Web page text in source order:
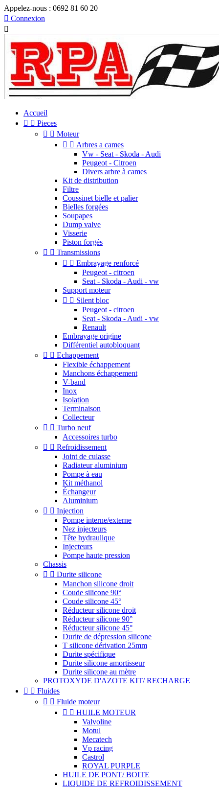
Appelez-nous : 0692 81 60 20
 Connexion

Accueil
  Pieces
  Moteur
  Arbres a cames
Vw - Seat - Skoda - Audi
Peugeot - Citroen
Divers arbre à cames
Kit de distribution
Filtre
Coussinet bielle et palier
Bielles forgées
Soupapes
Dump valve
Visserie
Piston forgés
  Transmissions
  Embrayage renforcé
Peugeot - citroen
Seat - Skoda - Audi - vw
Support moteur
  Silent bloc
Peugeot - citroen
Seat - Skoda - Audi - vw
Renault
Embrayage origine
Différentiel autobloquant
  Echappement
Flexible échappement
Manchons échappement
V-band
Inox
Isolation
Terminaison
Collecteur
  Turbo neuf
Accessoires turbo
  Refroidissement
Joint de culasse
Radiateur aluminium
Pompe à eau
Kit méthanol
Échangeur
Aluminium
  Injection
Pompe interne/externe
Nez injecteurs
Tête hydraulique
Injecteurs
Pompe haute pression
Chassis
  Durite silicone
Manchon silicone droit
Coude silicone 90°
Coude silicone 45°
Réducteur silicone droit
Réducteur silicone 90°
Réducteur silicone 45°
Durite de dépression silicone
T silicone dérivation 25mm
Durite spécifique
Durite silicone amortisseur
Durite silicone au mètre
PROTOXYDE D'AZOTE KIT/ RECHARGE
  Fluides
  Fluide moteur
  HUILE MOTEUR
Valvoline
Motul
Mecatech
Vp racing
Castrol
ROYAL PURPLE
HUILE DE PONT/ BOITE
LIQUIDE DE REFROIDISSEMENT